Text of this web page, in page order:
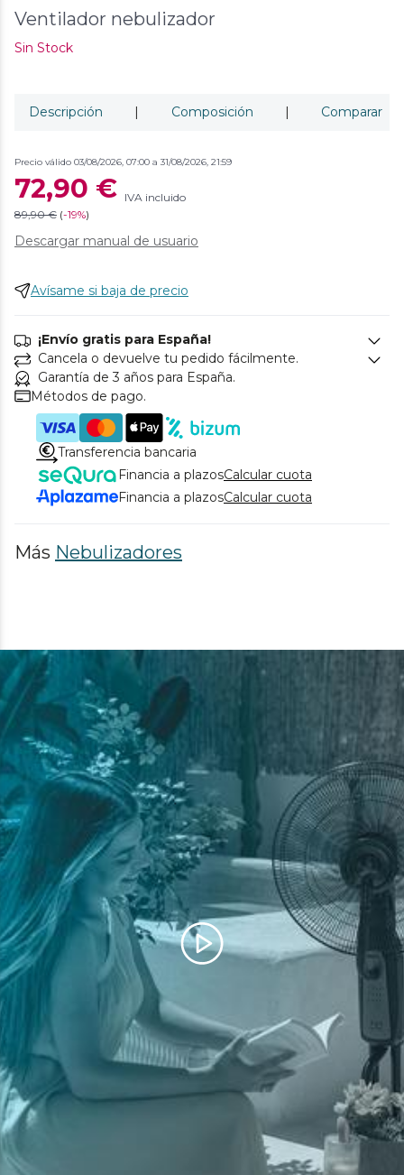
Ventilador nebulizador
Sin Stock
Descripción | Composición | Comparar
Precio válido 03/08/2026, 07:00 a 31/08/2026, 21:59
72,90 € IVA incluido
89,90 € (-19%)
Descargar manual de usuario
Avísame si baja de precio
¡Envío gratis para España!
Cancela o devuelve tu pedido fácilmente.
Garantía de 3 años para España.
Métodos de pago.
Transferencia bancaria
Financia a plazosCalcular cuota
Financia a plazosCalcular cuota
Más Nebulizadores